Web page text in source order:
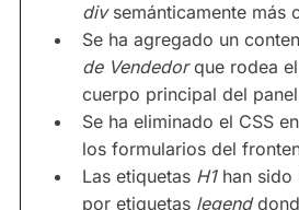
div semánticamente más
Se ha agregado un
de Vendedorque rodea
cuerpo principal del
Se ha eliminado el CSS
los formularios del
Las etiquetas H1 han sido
por etiquetas legend